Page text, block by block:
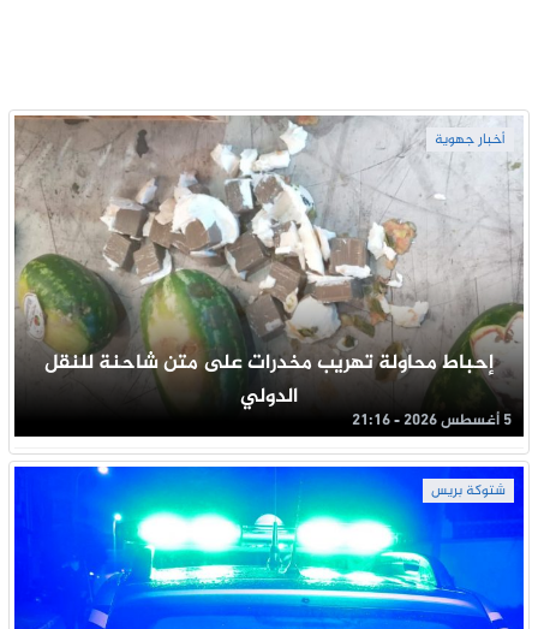
أخبار جهوية
إحباط محاولة تهريب مخدرات على متن شاحنة للنقل
الدولي
5 أغسطس 2026 - 21:16
شتوكة بريس